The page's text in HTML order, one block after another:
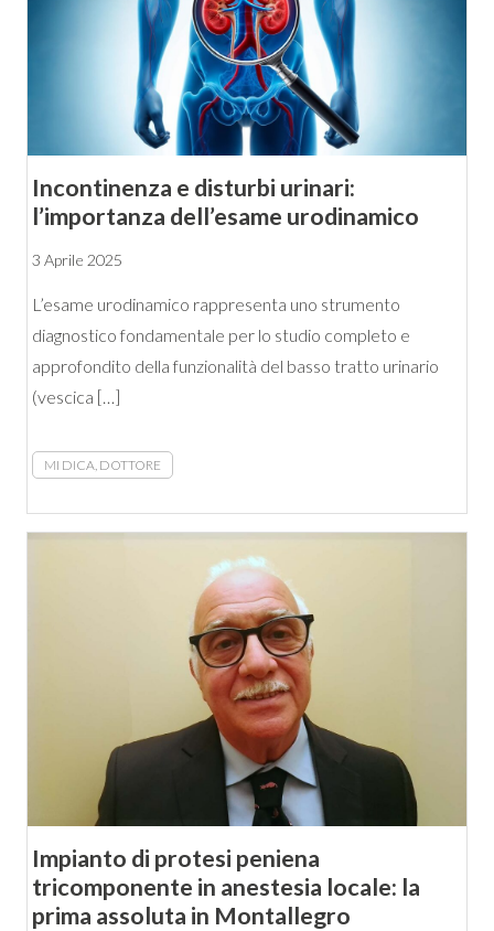
Incontinenza e disturbi urinari:
l’importanza dell’esame urodinamico
3 Aprile 2025
L’esame urodinamico rappresenta uno strumento
diagnostico fondamentale per lo studio completo e
approfondito della funzionalità del basso tratto urinario
(vescica […]
MI DICA, DOTTORE
Impianto di protesi peniena
tricomponente in anestesia locale: la
prima assoluta in Montallegro